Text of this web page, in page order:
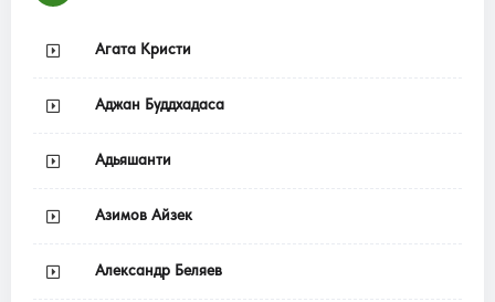
Агата Кристи
Аджан Буддхадаса
Адьяшанти
Азимов Айзек
Александр Беляев